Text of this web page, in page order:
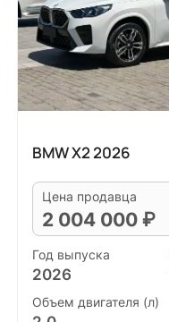
BMW X2 2026
Цена продавца
2 004 000 ₽
Год выпуска
2026
Объем двигателя (л)